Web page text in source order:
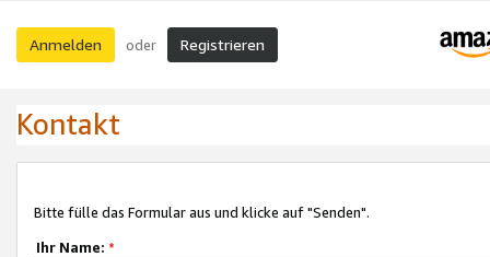
Anmelden oder Registrieren
Kontakt
Bitte fülle das Formular aus und klicke auf "Senden".
Ihr Name: *